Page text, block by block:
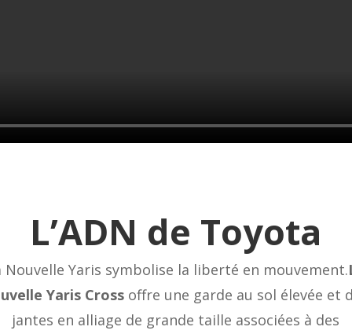
L’ADN de Toyota
Nouvelle Yaris symbolise la liberté en mouvement.
Yaris Cross offre une garde au sol élevée et
jantes en alliage de grande taille associées à des